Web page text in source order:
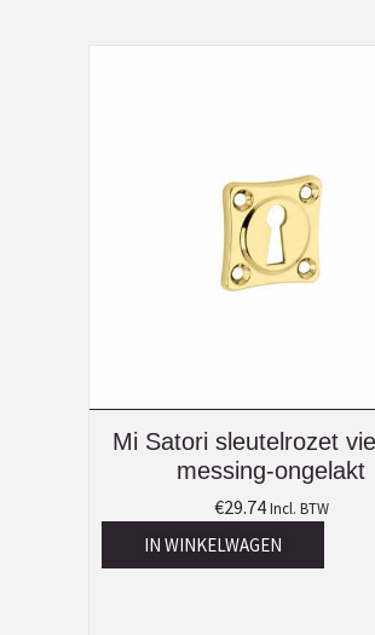
Mi Satori sleutelrozet
messing-ongelakt
€29.74 Incl. BTW
IN WINKELWAGEN